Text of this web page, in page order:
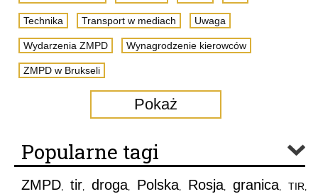
Technika Transport w mediach Uwaga
Wydarzenia ZMPD Wynagrodzenie kierowców
ZMPD w Brukseli
Pokaż
Popularne tagi
ZMPD, tir, droga, Polska, Rosja, granica, TIR,